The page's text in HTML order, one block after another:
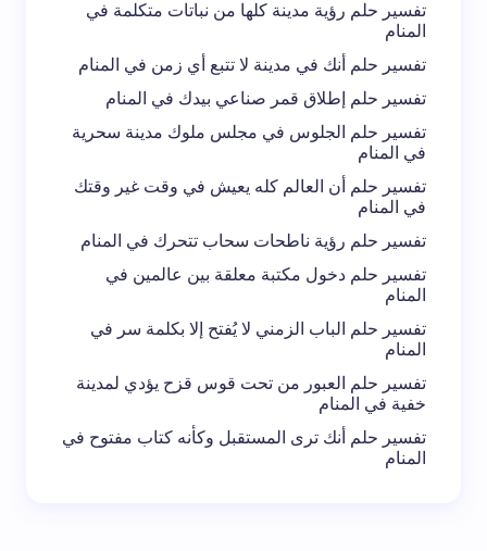
تفسير حلم رؤية مدينة كلها من نباتات متكلمة في
المنام
تفسير حلم أنك في مدينة لا تتبع أي زمن في المنام
تفسير حلم إطلاق قمر صناعي بيدك في المنام
تفسير حلم الجلوس في مجلس ملوك مدينة سحرية
في المنام
تفسير حلم أن العالم كله يعيش في وقت غير وقتك
في المنام
تفسير حلم رؤية ناطحات سحاب تتحرك في المنام
تفسير حلم دخول مكتبة معلقة بين عالمين في
المنام
تفسير حلم الباب الزمني لا يُفتح إلا بكلمة سر في
المنام
تفسير حلم العبور من تحت قوس قزح يؤدي لمدينة
خفية في المنام
تفسير حلم أنك ترى المستقبل وكأنه كتاب مفتوح في
المنام